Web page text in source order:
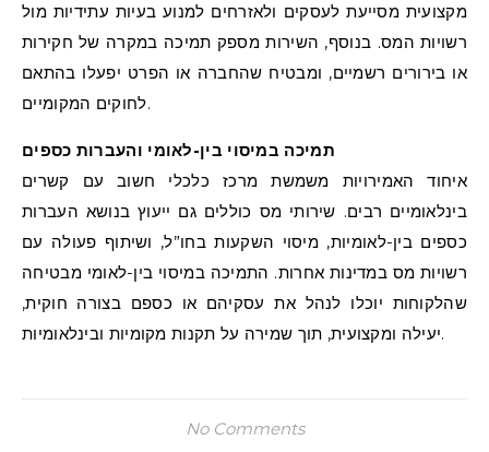
מקצועית מסייעת לעסקים ולאזרחים למנוע בעיות עתידיות מול
רשויות המס. בנוסף, השירות מספק תמיכה במקרה של חקירות
או בירורים רשמיים, ומבטיח שהחברה או הפרט יפעלו בהתאם
לחוקים המקומיים.
תמיכה במיסוי בין-לאומי והעברות כספים
איחוד האמירויות משמשת מרכז כלכלי חשוב עם קשרים
בינלאומיים רבים. שירותי מס כוללים גם ייעוץ בנושא העברות
כספים בין-לאומיות, מיסוי השקעות בחו”ל, ושיתוף פעולה עם
רשויות מס במדינות אחרות. התמיכה במיסוי בין-לאומי מבטיחה
שהלקוחות יוכלו לנהל את עסקיהם או כספם בצורה חוקית,
יעילה ומקצועית, תוך שמירה על תקנות מקומיות ובינלאומיות.
No Comments